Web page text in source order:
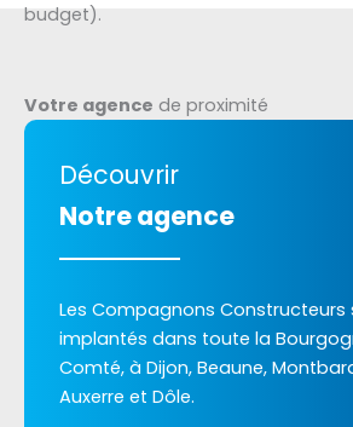
budget).
Votre agence de proximité
Découvrir
Notre agence
Les Compagnons Constructeurs
implantés dans toute la
Comté, à Dijon, Beaune,
Auxerre et Dôle.